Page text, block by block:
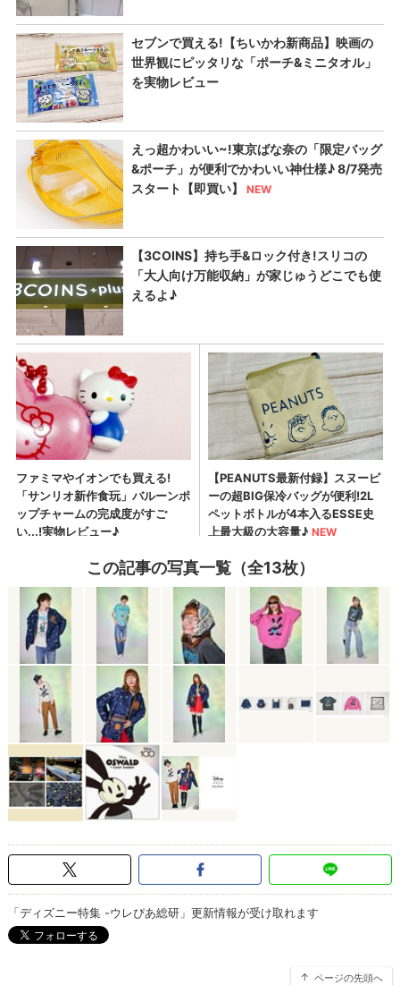
この記事の写真一覧（全13枚）
「ディズニー特集 -ウレぴあ総研」更新情報が受け取れます
ページの先頭へ